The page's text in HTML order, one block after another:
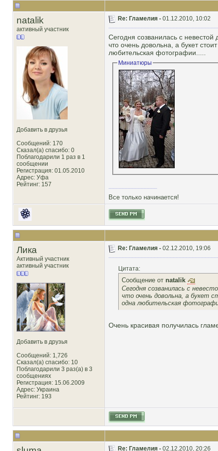
natalik
активный участник
Добавить в друзья
Сообщений: 170
Сказал(а) спасибо: 0
Поблагодарили 1 раз в 1
сообщении
Регистрация: 01.05.2010
Адрес: Уфа
Рейтинг: 157
Re: Гламелия - 01.12.2010, 10:02
Сегодня созванилась с
что очень довольна, а букет
любительская фотографии.....
Миниатюры
Все только начинается!
Лика
Активный участник
активный участник
Добавить в друзья
Сообщений: 1,726
Сказал(а) спасибо: 10
Поблагодарили 3 раз(а) в 3
сообщениях
Регистрация: 15.06.2009
Адрес: Украина
Рейтинг: 193
Re: Гламелия - 02.12.2010, 19:06
Цитата:
Сообщение от natalik
Сегодня созванилась с
что очень довольна, а букет
одна любительская
Очень красивая получилась
Re: Гламелия - 02.12.2010, 20:26